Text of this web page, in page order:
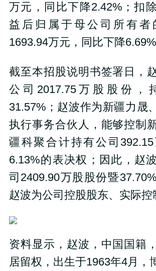
万元，同比下降2.42%；扣
益后归属于母公司所有者
1693.94万元，同比下降6.69%
截至本招股说明书签署日，
公司2017.75万股股份，
31.57%；赵波作为新疆力晟
执行事务合伙人，能够控制
疆科聚合计持有公司
6.13%的表决权；因此，赵
司2409.90万股股份暨
赵波为公司控股股东、实际控
资料显示，赵波，中国国籍
居留权，出生于1963年4月，